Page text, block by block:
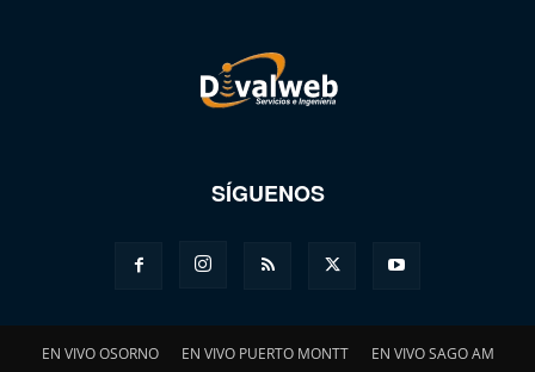
SÍGUENOS
EN VIVO OSORNO EN VIVO PUERTO MONTT EN VIVO SAGO AM